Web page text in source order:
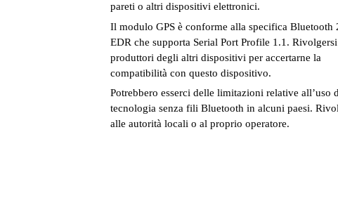
pareti o altri dispositivi elettronici.
Il modulo GPS è conforme alla specifica Bluetooth
EDR che supporta Serial Port Profile 1.1.
produttori degli altri dispositivi per accertarne la
compatibilità con questo dispositivo.
Potrebbero esserci delle limitazioni relative all’uso
tecnologia senza fili Bluetooth in alcuni paesi.
alle autorità locali o al proprio operatore.